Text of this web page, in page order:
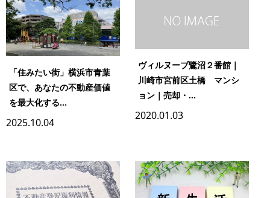
「住みたい街」横浜市青葉
区で、あなたの不動産価値
を最大化する...
2025.10.04
ヴィルヌーブ鷺沼２番館｜
川崎市宮前区土橋 マンシ
ョン｜売却・...
2020.01.03